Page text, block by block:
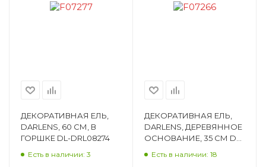
ДЕКОРАТИВНАЯ ЕЛЬ,
DARLENS, 60 СМ, В
ГОРШКЕ DL-DRL08274
Есть в наличии: 3
ДЕКОРАТИВНАЯ ЕЛЬ,
DARLENS, ДЕРЕВЯННОЕ
ОСНОВАНИЕ, 35 СМ DL-
Есть в наличии: 18